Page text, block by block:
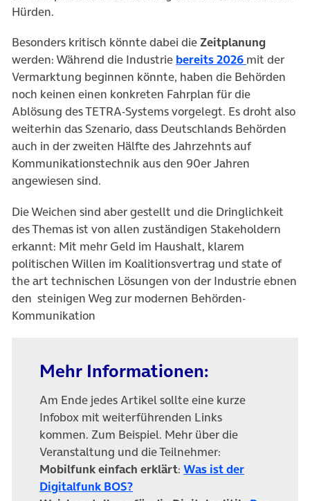
Hürden.
Besonders kritisch könnte dabei dieZeitplanung
werden: Während die Industrie bereits 2026 (öffnet in
mit der
Vermarktung beginnen könnte, haben die Behörden
noch keinen einen konkreten Fahrplan für die
Ablösung des TETRA-Systems vorgelegt. Es droht also
weiterhin das Szenario, dass Deutschlands Behörden
auch in der zweiten Hälfte des Jahrzehnts auf
Kommunikationstechnik aus den 90er Jahren
angewiesen sind.
Die Weichen sind aber gestellt und die Dringlichkeit
des Themas ist von allen zuständigen Stakeholdern
erkannt: Mit mehr Geld im Haushalt, klarem
politischen Willen im Koalitionsvertrag und state of
the art technischen Lösungen von der Industrie ebnen
den steinigen Weg zur modernen Behörden-
Kommunikation
Mehr Informationen:
Am Ende jedes Artikel sollte eine kurze
Infobox mit weiterführenden Links
kommen. Zum Beispiel. Mehr über die
Veranstaltung und die Teilnehmer:
Mobilfunk einfach erklärt: Was ist der
Digitalfunk BOS?(öffnet in neuem Tab)